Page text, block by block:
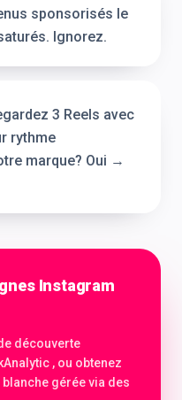
sponsorisés le
Ignorez.
3 Reels avec
rythme
marque? Oui →
Instagram
découverte
, ou obtenez
gérée via des